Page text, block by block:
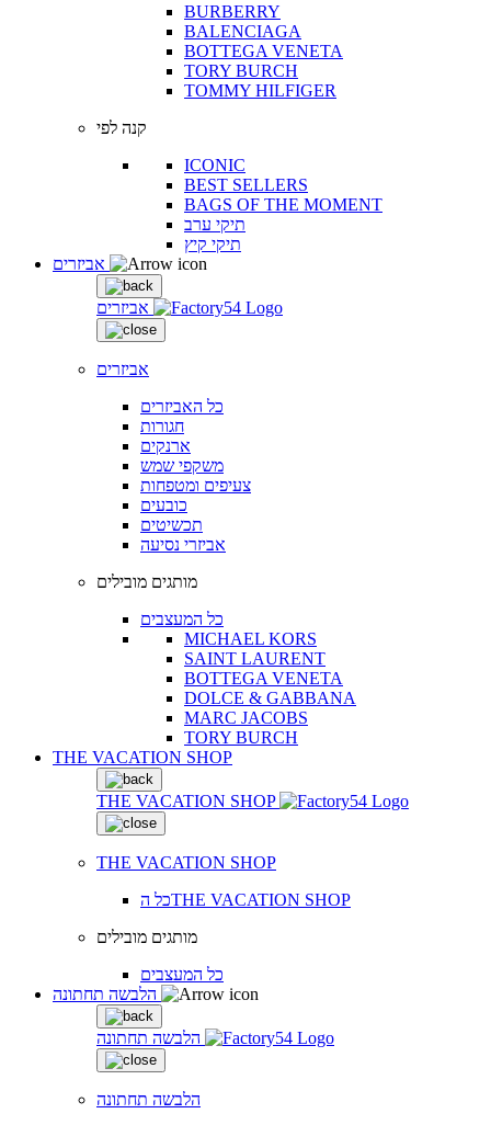
BURBERRY
BALENCIAGA
BOTTEGA VENETA
TORY BURCH
TOMMY HILFIGER
קנה לפי
ICONIC
BEST SELLERS
BAGS OF THE MOMENT
תיקי ערב
תיקי קיץ
אביזרים
אביזרים
כל האביזרים
חגורות
ארנקים
משקפי שמש
צעיפים ומטפחות
כובעים
תכשיטים
אביזרי נסיעה
מותגים מובילים
כל המעצבים
MICHAEL KORS
SAINT LAURENT
BOTTEGA VENETA
DOLCE & GABBANA
MARC JACOBS
TORY BURCH
THE VACATION SHOP
THE VACATION SHOP
THE VACATION SHOP
כל הTHE VACATION SHOP
מותגים מובילים
כל המעצבים
הלבשה תחתונה
הלבשה תחתונה